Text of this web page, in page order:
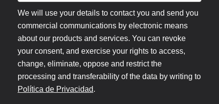
We will use your details to contact you and send you
commercial communications by electronic means
about our products and services. You can revoke
your consent, and exercise your rights to access,
change, eliminate, oppose and restrict the
processing and transferability of the data by writing to
Política de Privacidad.